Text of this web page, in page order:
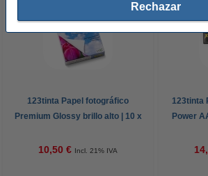
Rechazar
123tinta Papel fotográfico
Premium Glossy brillo alto | 10 x
10,50 € Incl. 21% IVA
123tinta
Power